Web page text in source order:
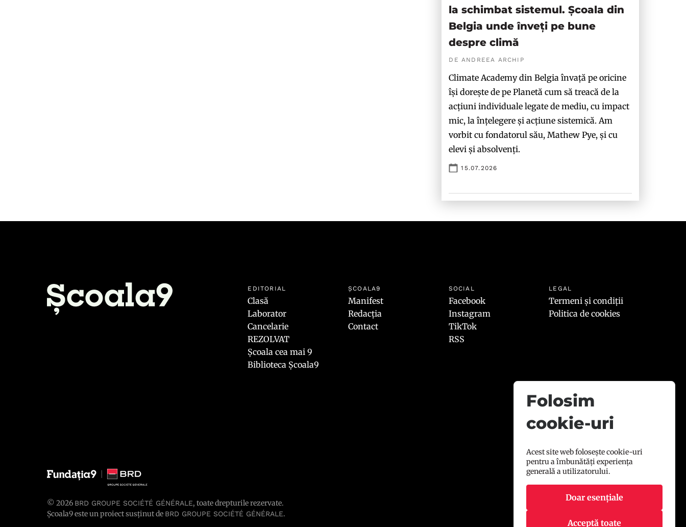
la schimbat sistemul. Școala din
Belgia unde înveți pe bune
despre climă
DE ANDREEA ARCHIP
Climate Academy din Belgia învață pe oricine
își dorește de pe Planetă cum să treacă de la
acțiuni individuale legate de mediu, cu impact
mic, la înțelegere și acțiune sistemică. Am
vorbit cu fondatorul său, Mathew Pye, și cu
elevi și absolvenți.
15.07.2026
EDITORIAL
Clasă
Laborator
Cancelarie
REZOLVAT
Școala cea mai 9
Biblioteca Școala9
ȘCOALA9
Manifest
Redacția
Contact
SOCIAL
Facebook
Instagram
TikTok
RSS
LEGAL
Termeni și condiții
Politica de cookies
© 2026 BRD GROUPE SOCIÉTÉ GÉNÉRALE, toate drepturile rezervate.
Școala9 este un proiect susținut de BRD GROUPE SOCIÉTÉ GÉNÉRALE.
Folosim
cookie-uri
Acest site web folosește cookie-uri
pentru a îmbunătăți experiența
generală a utilizatorului.
Doar esențiale
Acceptă toate